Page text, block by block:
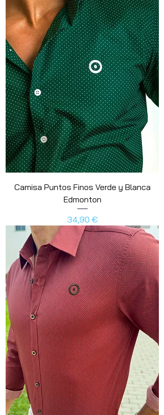
Camisa Puntos Finos Verde y Blanca
Edmonton
Preis
34,90 €